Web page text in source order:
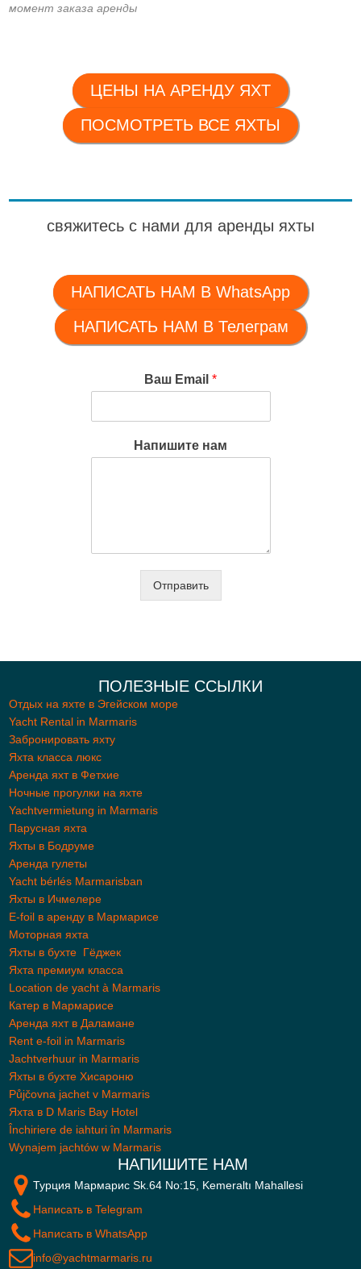
момент заказа аренды
ЦЕНЫ НА АРЕНДУ ЯХТ
ПОСМОТРЕТЬ ВСЕ ЯХТЫ
свяжитесь с нами для аренды яхты
НАПИСАТЬ НАМ В WhatsApp
НАПИСАТЬ НАМ В Телеграм
Ваш Email *
Напишите нам
Отправить
ПОЛЕЗНЫЕ ССЫЛКИ
Отдых на яхте в Эгейском море
Yacht Rental in Marmaris
Забронировать яхту
Яхта класса люкс
Aренда яхт в Фетхие
Ночные прогулки на яхте
Yachtvermietung in Marmaris
Парусная яхта
Яхты в Бодруме
Аренда гулеты
Yacht bérlés Marmarisban
Яхты в Ичмелере
E-foil в аренду в Мармарисе
Моторная яхта
Яхты в бухте Гёджек
Яхта премиум класса
Location de yacht à Marmaris
Катер в Мармарисе
Аренда яхт в Даламане
Rent e-foil in Marmaris
Jachtverhuur in Marmaris
Яхты в бухте Хисароню
Půjčovna jachet v Marmaris
Яхта в D Maris Bay Hotel
Închiriere de iahturi în Marmaris
Wynajem jachtów w Marmaris
НАПИШИТЕ НАМ
Турция Мармарис Sk.64 No:15, Kemeraltı Mahallesi
Написать в Telegram
Написать в WhatsApp
info@yachtmarmaris.ru